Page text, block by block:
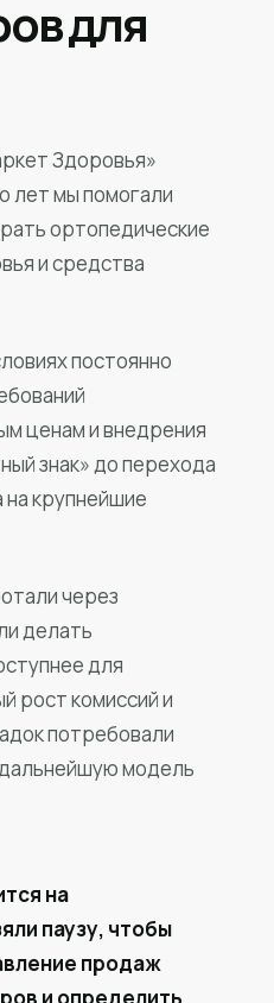
для
Здоровья»
лет мы помогали
ортопедические
и средства
постоянно
ценам и внедрения
знак» до перехода
на крупнейшие
через
делать
для
рост комиссий и
потребовали
модель
на
паузу, чтобы
продаж